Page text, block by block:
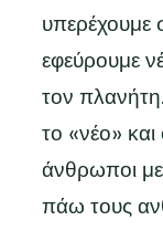
υπερέχουμε
εφεύρουμε
τον
το «νέο» και
άνθρωποι
πάω τους